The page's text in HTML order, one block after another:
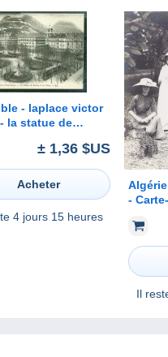
- laplace victor
la statue de
± 1,36 $US
Acheter
4 jours 15 heures
- Carte-Photo - Militaire
laisse
Il